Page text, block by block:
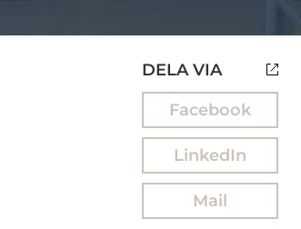
DELA VIA
Facebook
LinkedIn
Mail